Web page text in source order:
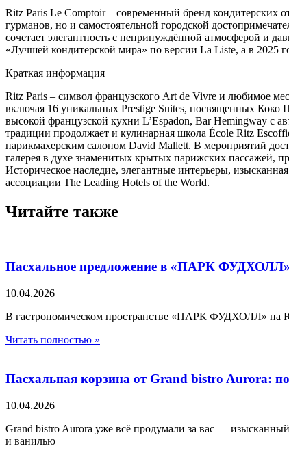
Ritz Paris Le Comptoir – современный бренд кондитерских
гурманов, но и самостоятельной городской
сочетает элегантность с непринуждённой атмосферой и
«Лучшей кондитерской мира» по версии La Liste, а в 2025
Краткая информация
Ritz Paris – символ французского Art de Vivre и любимое
включая 16 уникальных Prestige Suites, посвященных Коко
высокой французской кухни L’Espadon, Bar Hemingway с
традиции продолжает и кулинарная школа École Ritz
парикмахерским салоном David Mallett. В мероприятий
галерея в духе знаменитых крытых парижских пассажей,
Историческое наследие, элегантные интерьеры,
ассоциации The Leading Hotels of the World.
Читайте также
Пасхальное предложение в «ПАРК ФУДХОЛЛ»
10.04.2026
В гастрономическом пространстве «ПАРК ФУДХОЛЛ» на
Читать полностью »
Пасхальная корзина от Grand bistro Aurora:
10.04.2026
Grand bistro Aurora уже всё продумали за вас —
и ванилью